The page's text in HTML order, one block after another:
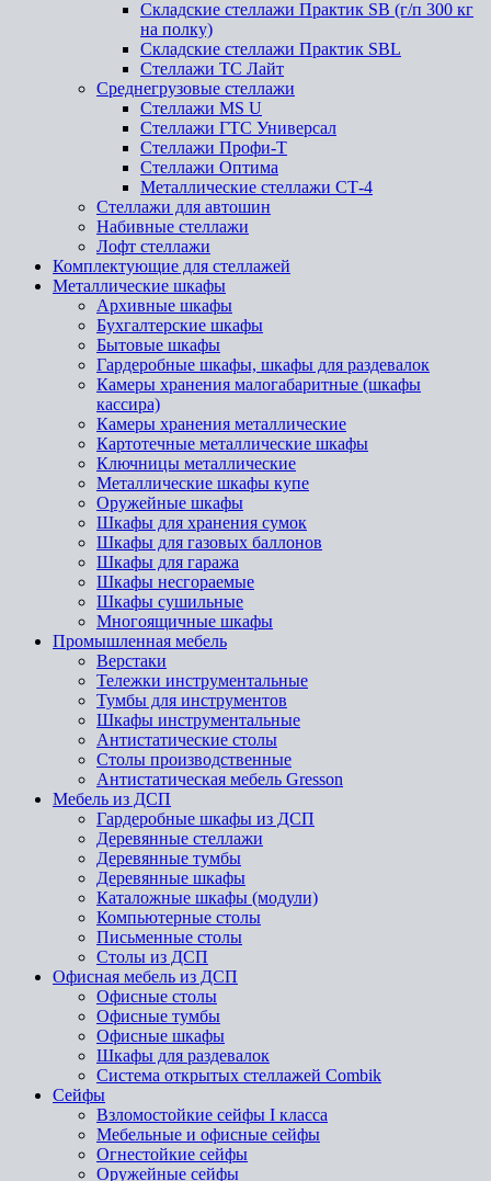
Складские стеллажи Практик SB (г/п 300 кг
на полку)
Складские стеллажи Практик SBL
Стеллажи ТС Лайт
Среднегрузовые стеллажи
Стеллажи MS U
Стеллажи ГТС Универсал
Стеллажи Профи-Т
Стеллажи Оптима
Металлические стеллажи СТ-4
Стеллажи для автошин
Набивные стеллажи
Лофт стеллажи
Комплектующие для стеллажей
Металлические шкафы
Архивные шкафы
Бухгалтерские шкафы
Бытовые шкафы
Гардеробные шкафы, шкафы для раздевалок
Камеры хранения малогабаритные (шкафы
кассира)
Камеры хранения металлические
Картотечные металлические шкафы
Ключницы металлические
Металлические шкафы купе
Оружейные шкафы
Шкафы для хранения сумок
Шкафы для газовых баллонов
Шкафы для гаража
Шкафы несгораемые
Шкафы сушильные
Многоящичные шкафы
Промышленная мебель
Верстаки
Тележки инструментальные
Тумбы для инструментов
Шкафы инструментальные
Антистатические столы
Столы производственные
Антистатическая мебель Gresson
Мебель из ДСП
Гардеробные шкафы из ДСП
Деревянные стеллажи
Деревянные тумбы
Деревянные шкафы
Каталожные шкафы (модули)
Компьютерные столы
Письменные столы
Столы из ДСП
Офисная мебель из ДСП
Офисные столы
Офисные тумбы
Офисные шкафы
Шкафы для раздевалок
Система открытых стеллажей Combik
Сейфы
Взломостойкие сейфы I класса
Мебельные и офисные сейфы
Огнестойкие сейфы
Оружейные сейфы